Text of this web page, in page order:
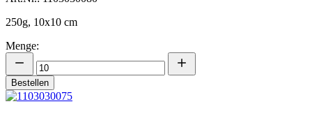
250g, 10x10 cm
Menge:
Bestellen